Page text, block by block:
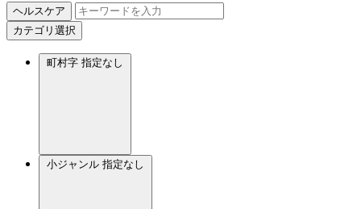
ヘルスケア
カテゴリ選択
町村字 指定なし
小ジャンル 指定なし